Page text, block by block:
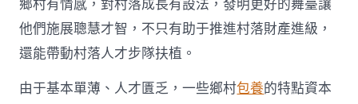
_
中
中
鄉村有情感，對村落成長有設法，發明更好的舞臺讓
他們施展聰慧才智，不只有助于推進村落財產進級，
還能帶動村落人才步隊扶植。
由于基本單薄、人才匱乏，一些鄉村包養的特點資本